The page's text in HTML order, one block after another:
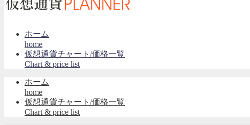
ホーム
home
仮想通貨チャート/価格一覧
Chart & price list
ホーム
home
仮想通貨チャート/価格一覧
Chart & price list